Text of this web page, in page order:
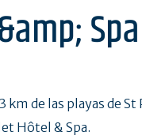
Spa
km de las playas de
Hôtel & Spa.